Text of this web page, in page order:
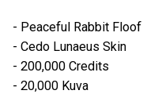
- Peaceful Rabbit Floof
- Cedo Lunaeus Skin
- 200,000 Credits
- 20,000 Kuva